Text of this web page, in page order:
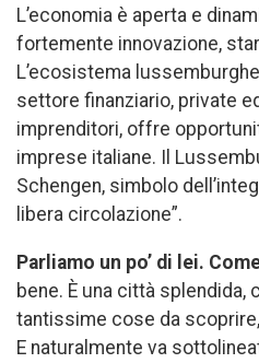
L’economia è aperta e
fortemente innovazione,
L’ecosistema
settore finanziario, private
imprenditori, offre
imprese italiane. Il
Schengen, simbolo
libera circolazione”.
Parliamo un po’ di lei.
bene. È una città
tantissime cose da
E naturalmente va